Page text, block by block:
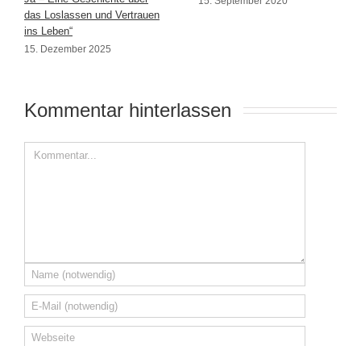
das Loslassen und Vertrauen
ins Leben“
15. Dezember 2025
Kommentar hinterlassen